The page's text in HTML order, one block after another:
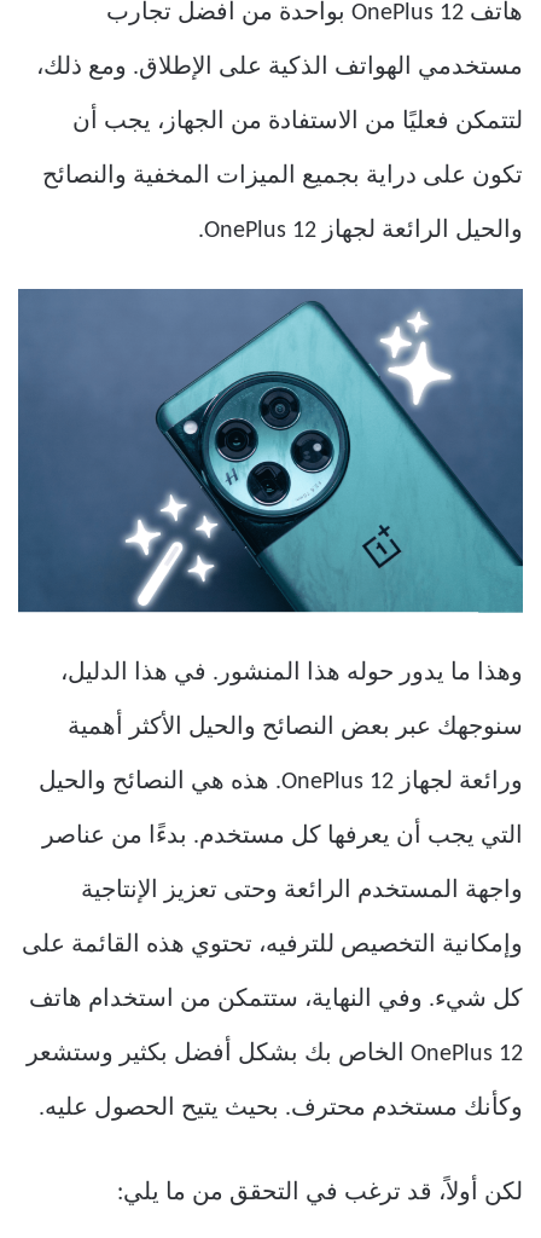
هاتف OnePlus 12 بواحدة من أفضل تجارب
مستخدمي الهواتف الذكية على الإطلاق. ومع ذلك،
لتتمكن فعليًا من الاستفادة من الجهاز، يجب أن
تكون على دراية بجميع الميزات المخفية والنصائح
والحيل الرائعة لجهاز OnePlus 12.
وهذا ما يدور حوله هذا المنشور. في هذا الدليل،
سنوجهك عبر بعض النصائح والحيل الأكثر أهمية
ورائعة لجهاز OnePlus 12. هذه هي النصائح والحيل
التي يجب أن يعرفها كل مستخدم. بدءًا من عناصر
واجهة المستخدم الرائعة وحتى تعزيز الإنتاجية
وإمكانية التخصيص للترفيه، تحتوي هذه القائمة على
كل شيء. وفي النهاية، ستتمكن من استخدام هاتف
OnePlus 12 الخاص بك بشكل أفضل بكثير وستشعر
وكأنك مستخدم محترف. بحيث يتيح الحصول عليه.
لكن أولاً، قد ترغب في التحقق من ما يلي: